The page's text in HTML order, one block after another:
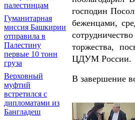
палестинцам
Гуманитарная
миссия Башкирии
отправила в
Палестину
первые 10 тонн
груза
Верховный
муфтий
встретился с
дипломатами из
Бангладеш
господин
беженцами,
торжества,
ЦДУМ России.
В завершение